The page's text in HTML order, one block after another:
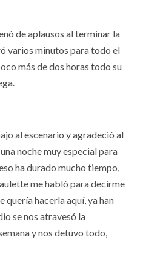
de aplausos al terminar la
varios minutos para todo el
más de dos horas todo su
al escenario y agradeció al
noche muy especial para
ha durado mucho tiempo,
me habló para decirme
quería hacerla aquí, ya han
se nos atravesó la
y nos detuvo todo,